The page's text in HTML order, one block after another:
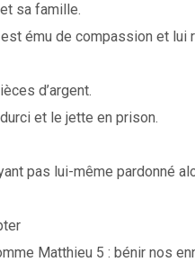
sa famille.
ému de compassion et lui
d’argent.
et le jette en prison.
pas lui-même pardonné
Matthieu 5 : bénir nos